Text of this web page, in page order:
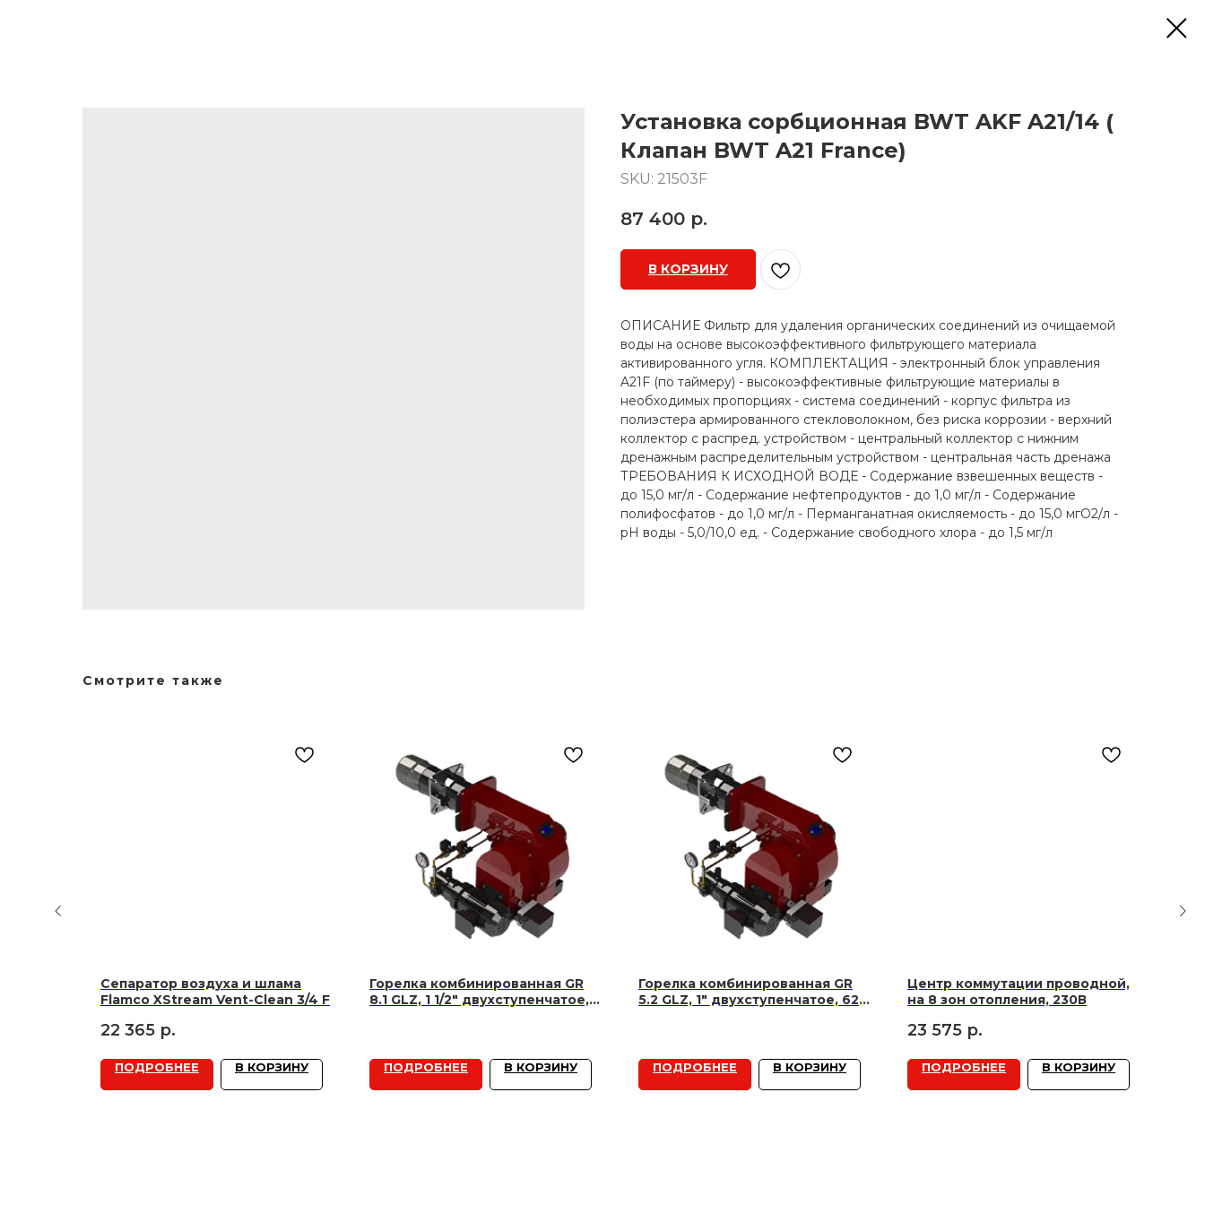
Установка сорбционная BWT AKF A21/14 (
Клапан BWT A21 France)
SKU: 21503F
87 400 р.
В КОРЗИНУ
ОПИСАНИЕ Фильтр для удаления органических соединений из очищаемой
воды на основе высокоэффективного фильтрующего материала
активированного угля. КОМПЛЕКТАЦИЯ - электронный блок управления
A21F (по таймеру) - высокоэффективные фильтрующие материалы в
необходимых пропорциях - система соединений - корпус фильтра из
полиэстера армированного стекловолокном, без риска коррозии - верхний
коллектор с распред. устройством - центральный коллектор с нижним
дренажным распределительным устройством - центральная часть дренажа
ТРЕБОВАНИЯ К ИСХОДНОЙ ВОДЕ - Содержание взвешенных веществ -
до 15,0 мг/л - Содержание нефтепродуктов - до 1,0 мг/л - Содержание
полифосфатов - до 1,0 мг/л - Перманганатная окисляемость - до 15,0 мгО2/л -
pH воды - 5,0/10,0 ед. - Содержание свободного хлора - до 1,5 мг/л
Смотрите также
Сепаратор воздуха и шлама
Flamco XStream Vent-Clean 3/4 F
22 365 р.
ПОДРОБНЕЕ В КОРЗИНУ
Горелка комбинированная GR
8.1 GLZ, 1 1/2" двухступенчатое,
ПОДРОБНЕЕ В КОРЗИНУ
Горелка комбинированная GR
5.2 GLZ, 1" двухступенчатое, 620
ПОДРОБНЕЕ В КОРЗИНУ
Центр коммутации проводной,
на 8 зон отопления, 230В
23 575 р.
ПОДРОБНЕЕ В КОРЗИНУ